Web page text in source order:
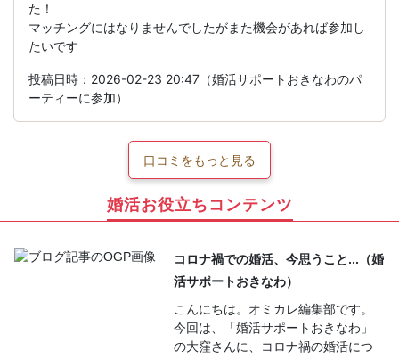
た！
マッチングにはなりませんでしたがまた機会があれば参加し
たいです
投稿日時：2026-02-23 20:47（婚活サポートおきなわのパ
ーティーに参加）
口コミをもっと見る
婚活お役立ちコンテンツ
コロナ禍での婚活、今思うこと...（婚
活サポートおきなわ）
こんにちは。オミカレ編集部です。
今回は、「婚活サポートおきなわ」
の大窪さんに、コロナ禍の婚活につ